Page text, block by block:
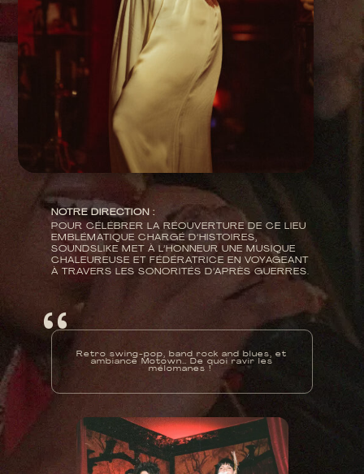
NOTRE DIRECTION :
POUR CÉLÉBRER LA RÉOUVERTURE DE CE LIEU
EMBLÉMATIQUE CHARGÉ D’HISTOIRES,
SOUNDSLIKE MET À L’HONNEUR UNE MUSIQUE
CHALEUREUSE ET FÉDÉRATRICE EN VOYAGEANT
À TRAVERS LES SONORITÉS D’APRÈS GUERRES.
‘ ‘
Retro swing-pop, band rock and blues, et
ambiance Motown… De quoi ravir les
mélomanes !